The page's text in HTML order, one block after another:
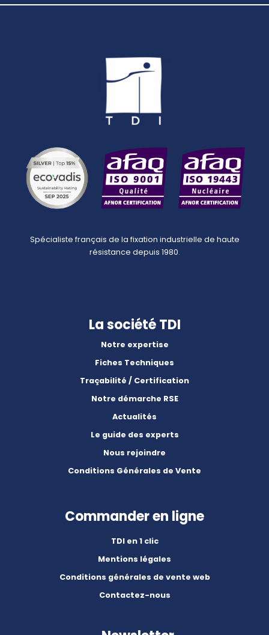
Spécialiste français de la fixation industrielle de haute
résistance depuis 1980.
La société TDI
Notre expertise
Fiches Techniques
Traçabilité / Certification
Notre démarche RSE
Actualités
Le guide des experts
Nous rejoindre
Conditions Générales de Vente
Commander en ligne
TDI en 1 clic
Mentions légales
Conditions générales de vente web
Contactez-nous